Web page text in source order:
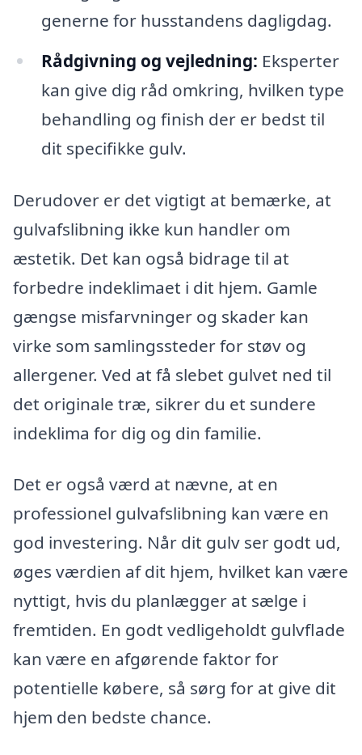
generne for husstandens dagligdag.
Rådgivning og vejledning: Eksperter
kan give dig råd omkring, hvilken type
behandling og finish der er bedst til
dit specifikke gulv.
Derudover er det vigtigt at bemærke, at
gulvafslibning ikke kun handler om
æstetik. Det kan også bidrage til at
forbedre indeklimaet i dit hjem. Gamle
gængse misfarvninger og skader kan
virke som samlingssteder for støv og
allergener. Ved at få slebet gulvet ned til
det originale træ, sikrer du et sundere
indeklima for dig og din familie.
Det er også værd at nævne, at en
professionel gulvafslibning kan være en
god investering. Når dit gulv ser godt ud,
øges værdien af dit hjem, hvilket kan være
nyttigt, hvis du planlægger at sælge i
fremtiden. En godt vedligeholdt gulvflade
kan være en afgørende faktor for
potentielle købere, så sørg for at give dit
hjem den bedste chance.